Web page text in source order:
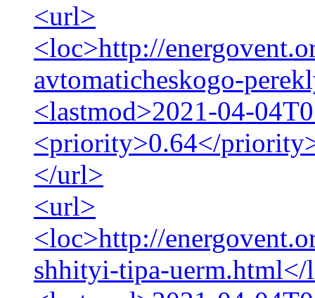
<url>
<loc>http://
avtomaticheskogo-
<lastmod>2021-04-
<priority>0.64</
</url>
<url>
<loc>http://
shhityi-tipa-uerm.html</